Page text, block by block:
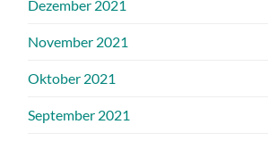
Dezember 2021
November 2021
Oktober 2021
September 2021